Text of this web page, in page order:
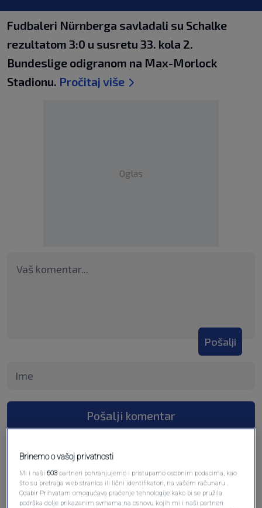
Fudbaleri Nürnberga savladali su Schalke
rezultatom 3:0 u susretu 33. kola 2.
Bundeslige odigranom na Max-Morlock
Stadionu. Pročitaj više
Oglas
Pošalji
Pošalji komentar
Brinemo o vašoj privatnosti
Mi i naši603 partneri pohranjujemo i pristupamo osobnim podacima, kao
što su pretraga web stranica ili lični identifikatori, na vašem računaru .
Odabir Prihvatam omogućava praćenje tehnologije kako bi se pružila
podrška dolje prikazanim svrhama na osnovu kojih mi i naši partneri